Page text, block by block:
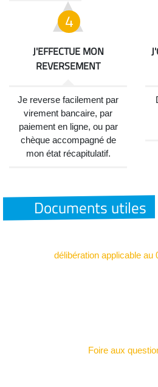
J'EFFECTUE MON
REVERSEMENT
Je reverse facilement par
virement bancaire, par
paiement en ligne, ou par
chèque accompagné de
mon état récapitulatif.
Documents utiles
délibération applicable au
Foire aux